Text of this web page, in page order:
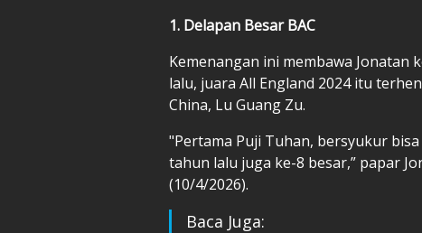
1. Delapan Besar BAC
Kemenangan ini membawa Jonatan
lalu, juara All England 2024 itu
China, Lu Guang Zu.
"Pertama Puji Tuhan, bersyukur
tahun lalu juga ke-8 besar,” papar
(10/4/2026).
Baca Juga: